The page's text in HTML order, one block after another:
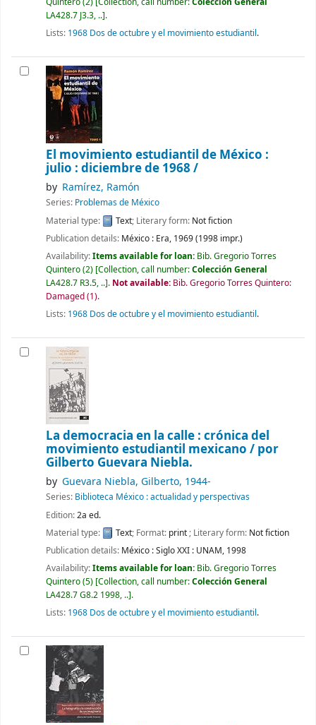
LA428.7 J3.3, .. .
Lists: 1968 Dos de octubre y el movimiento estudiantil.
El movimiento estudiantil de México :
julio : diciembre de 1968 /
by Ramírez, Ramón
Series: Problemas de México
Material type:
Text; Literary form: Not fiction
Publication details: México : Era, 1969 (1998 impr.)
Availability:Items available for loan: Bib. Gregorio Torres
Quintero(2) Collection, call number:Colección General
LA428.7 R3.5, .. . Not available: Bib. Gregorio Torres Quintero:
Damaged(1).
Lists: 1968 Dos de octubre y el movimiento estudiantil.
La democracia en la calle : crónica del
movimiento estudiantil mexicano / por
Gilberto Guevara Niebla.
by Guevara Niebla, Gilberto, 1944-
Series: Biblioteca México : actualidad y perspectivas
Edition:2a ed.
Material type:
Text; Format: print; Literary form: Not fiction
Publication details: México :Siglo XXI : UNAM, 1998
Availability:Items available for loan: Bib. Gregorio Torres
Quintero(5) Collection, call number:Colección General
LA428.7 G8.2 1998, .. .
Lists: 1968 Dos de octubre y el movimiento estudiantil.